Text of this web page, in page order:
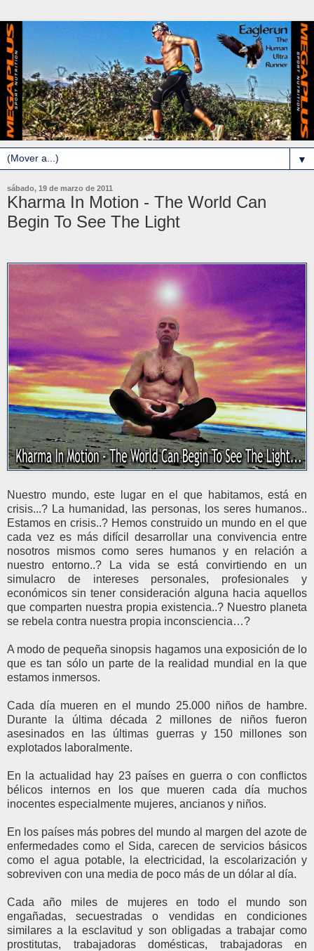
▼
sábado, 19 de marzo de 2011
Kharma In Motion - The World Can
Begin To See The Light
Nuestro mundo, este lugar en el que habitamos, está en
crisis...? La humanidad, las personas, los seres humanos..
Estamos en crisis..? Hemos construido un mundo en el que
cada vez es más difícil desarrollar una convivencia entre
nosotros mismos como seres humanos y en relación a
nuestro entorno..? La vida se está convirtiendo en un
simulacro de intereses personales, profesionales y
económicos sin tener consideración alguna hacia aquellos
que comparten nuestra propia existencia..? Nuestro planeta
se rebela contra nuestra propia inconsciencia…?
A modo de pequeña sinopsis hagamos una exposición de lo
que es tan sólo un parte de la realidad mundial en la que
estamos inmersos.
Cada día mueren en el mundo 25.000 niños de hambre.
Durante la última década 2 millones de niños fueron
asesinados en las últimas guerras y 150 millones son
explotados laboralmente.
En la actualidad hay 23 países en guerra o con conflictos
bélicos internos en los que mueren cada día muchos
inocentes especialmente mujeres, ancianos y niños.
En los países más pobres del mundo al margen del azote de
enfermedades como el Sida, carecen de servicios básicos
como el agua potable, la electricidad, la escolarización y
sobreviven con una media de poco más de un dólar al día.
Cada año miles de mujeres en todo el mundo son
engañadas, secuestradas o vendidas en condiciones
similares a la esclavitud y son obligadas a trabajar como
prostitutas, trabajadoras domésticas, trabajadoras en